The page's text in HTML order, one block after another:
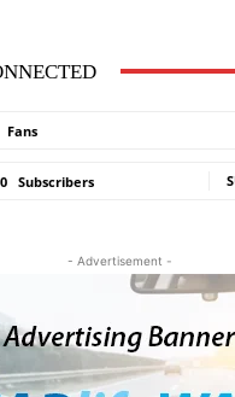
Fans
Subscribers
- Advertisement -